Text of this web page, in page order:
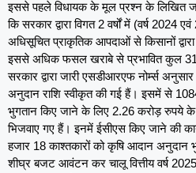
इससे पहले विधायक के मूल प्रश्न के लिखित
कि सरकार द्वारा विगत 2 वर्षों में (वर्ष 2024
अधिसूचित प्राकृतिक आपदाओं से किसानों
इससे अधिक फसल खराबे से प्रभावित कुल 31
सरकार द्वारा जारी एसडीआरएफ नोर्म्स
अनुदान राशि स्वीकृत की गई हैं। इसमें से
भुगतान किए जाने के लिए 2.26 करोड़ रुपये के
भिजवाए गए हैं। इनमें ईसीएस किए जाने की
हजार 18 काश्तकारों को कृषि आदान
शीघ्र बजट आवंटन कर चालू वित्तीय वर्ष